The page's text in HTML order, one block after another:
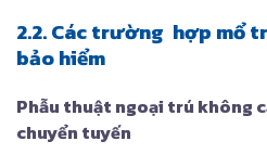
2.2. Các trường hợp mổ
bảo hiểm
Phẫu thuật ngoại trú không
chuyển tuyến